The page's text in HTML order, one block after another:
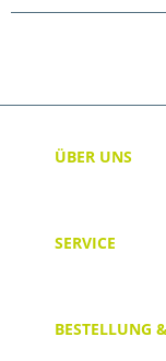
ÜBER UNS
SERVICE
BESTELLUNG